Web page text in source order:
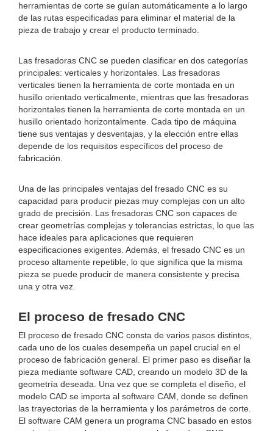
herramientas de corte se guían automáticamente a lo largo
de las rutas especificadas para eliminar el material de la
pieza de trabajo y crear el producto terminado.
Las fresadoras CNC se pueden clasificar en dos categorías
principales: verticales y horizontales. Las fresadoras
verticales tienen la herramienta de corte montada en un
husillo orientado verticalmente, mientras que las fresadoras
horizontales tienen la herramienta de corte montada en un
husillo orientado horizontalmente. Cada tipo de máquina
tiene sus ventajas y desventajas, y la elección entre ellas
depende de los requisitos específicos del proceso de
fabricación.
Una de las principales ventajas del fresado CNC es su
capacidad para producir piezas muy complejas con un alto
grado de precisión. Las fresadoras CNC son capaces de
crear geometrías complejas y tolerancias estrictas, lo que las
hace ideales para aplicaciones que requieren
especificaciones exigentes. Además, el fresado CNC es un
proceso altamente repetible, lo que significa que la misma
pieza se puede producir de manera consistente y precisa
una y otra vez.
El proceso de fresado CNC
El proceso de fresado CNC consta de varios pasos distintos,
cada uno de los cuales desempeña un papel crucial en el
proceso de fabricación general. El primer paso es diseñar la
pieza mediante software CAD, creando un modelo 3D de la
geometría deseada. Una vez que se completa el diseño, el
modelo CAD se importa al software CAM, donde se definen
las trayectorias de la herramienta y los parámetros de corte.
El software CAM genera un programa CNC basado en estos